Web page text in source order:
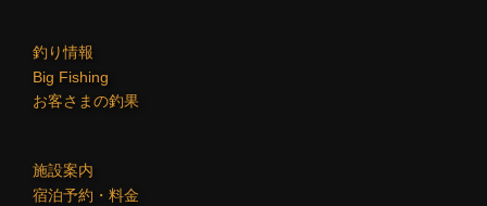
釣り情報
Big Fishing
お客さまの釣果
施設案内
宿泊予約・料金